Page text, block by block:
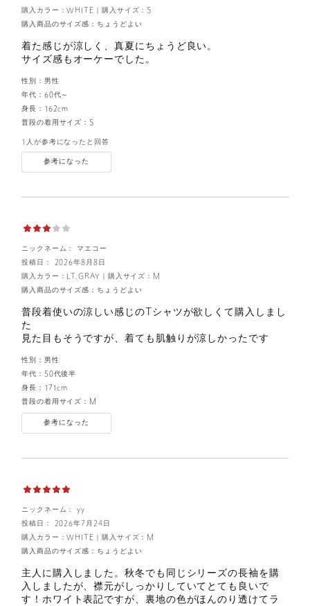
購入サイズ：S
購入カラー：WHITE
購入商品のサイズ感： ちょうどよい
着た感じが涼しく、真夏にちょうど良い。
サイズ感もオーケーでした。
性別： 男性
年代： 60代～
身長： 162cm
普段の着用サイズ：S
1人が参考になったと回答
参考になった
ニックネーム： マエコー
投稿日： 2026年8月8日
購入サイズ：M
購入カラー：LT.GRAY
購入商品のサイズ感： ちょうどよい
普段着使いの涼しい感じのTシャツが欲しくて購入しまし
た
見た目もそうですが、着ても肌触りが涼しかったです
性別： 男性
年代： 50代後半
身長： 171cm
普段の着用サイズ： M
参考になった
ニックネーム： yy
投稿日： 2026年7月24日
購入サイズ：M
購入カラー：WHITE
購入商品のサイズ感： ちょうどよい
主人に購入しました。秋冬でも同じシリーズの長袖を購
入しましたが、襟元がしっかりしていてとても良いで
す！ホワイト表記ですが、裏地の色がほんのり透けてラ